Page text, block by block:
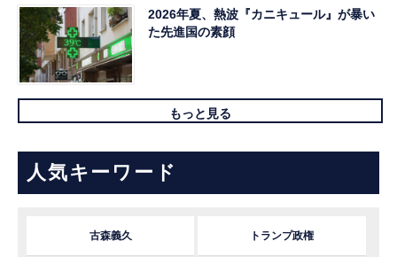
2026年夏、熱波『カニキュール』が暴い
た先進国の素顔
もっと見る
人気キーワード
古森義久 トランプ政権